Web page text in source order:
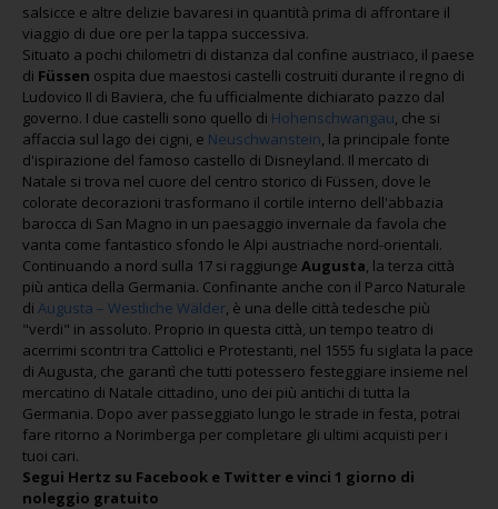
salsicce e altre delizie bavaresi in quantità prima di affrontare il
viaggio di due ore per la tappa successiva.
Situato a pochi chilometri di distanza dal confine austriaco, il paese
di Füssen ospita due maestosi castelli costruiti durante il regno di
Ludovico II di Baviera, che fu ufficialmente dichiarato pazzo dal
governo. I due castelli sono quello di Hohenschwangau, che si
affaccia sul lago dei cigni, e Neuschwanstein, la principale fonte
d'ispirazione del famoso castello di Disneyland. Il mercato di
Natale si trova nel cuore del centro storico di Füssen, dove le
colorate decorazioni trasformano il cortile interno dell'abbazia
barocca di San Magno in un paesaggio invernale da favola che
vanta come fantastico sfondo le Alpi austriache nord-orientali.
Continuando a nord sulla 17 si raggiunge Augusta, la terza città
più antica della Germania. Confinante anche con il Parco Naturale
di Augusta – Westliche Wälder, è una delle città tedesche più
"verdi" in assoluto. Proprio in questa città, un tempo teatro di
acerrimi scontri tra Cattolici e Protestanti, nel 1555 fu siglata la pace
di Augusta, che garantì che tutti potessero festeggiare insieme nel
mercatino di Natale cittadino, uno dei più antichi di tutta la
Germania. Dopo aver passeggiato lungo le strade in festa, potrai
fare ritorno a Norimberga per completare gli ultimi acquisti per i
tuoi cari.
Segui Hertz su Facebook e Twitter e vinci 1 giorno di
noleggio gratuito